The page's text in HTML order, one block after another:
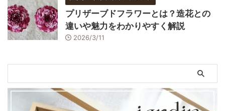
プリザーブドフラワーとは？造花との
違いや魅力をわかりやすく解説
2026/3/11